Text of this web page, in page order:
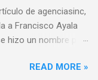
de agenciasinc,
a Francisco Ayala
hizo un nombre por
defensor de las
READ MORE »